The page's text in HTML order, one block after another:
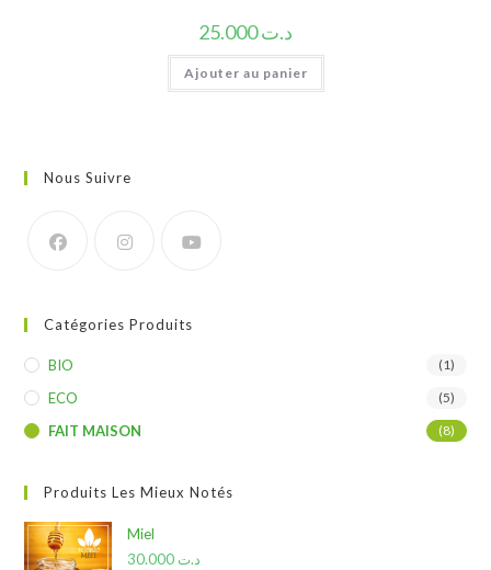
د.ت25.000
Ajouter au panier
Nous Suivre
Catégories Produits
BIO (1)
ECO (5)
FAIT MAISON (8)
Produits Les Mieux Notés
Miel
د.ت